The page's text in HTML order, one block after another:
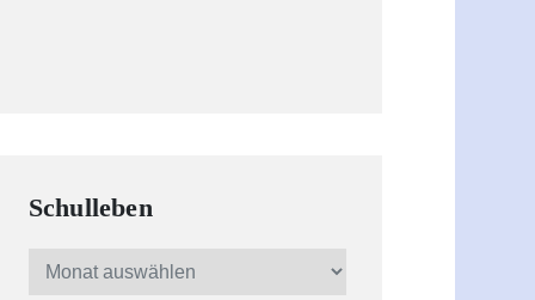
Schulleben
Schulleben